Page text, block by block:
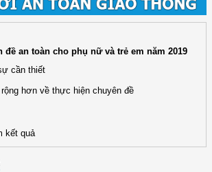
đề an toàn cho phụ nữ và trẻ em năm 2019
cần thiết
hơn về thực hiện chuyên đề
kết quả